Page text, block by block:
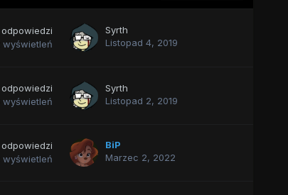
odpowiedzi
wyświetleń
Syrth
Listopad 4, 2019
odpowiedzi
wyświetleń
Syrth
Listopad 2, 2019
odpowiedzi
wyświetleń
BiP
Marzec 2, 2022